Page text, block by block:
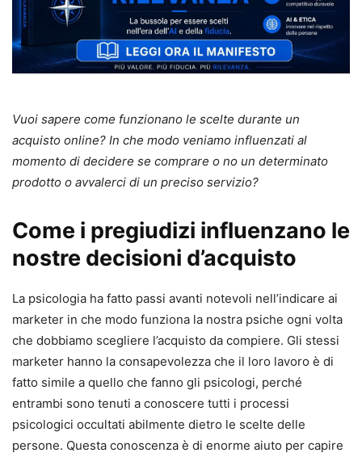
Vuoi sapere come funzionano le scelte durante un
acquisto online? In che modo veniamo influenzati al
momento di decidere se comprare o no un determinato
prodotto o avvalerci di un preciso servizio?
Come i pregiudizi influenzano le
nostre decisioni d’acquisto
La psicologia ha fatto passi avanti notevoli nell’indicare ai
marketer in che modo funziona la nostra psiche ogni volta
che dobbiamo scegliere l’acquisto da compiere. Gli stessi
marketer hanno la consapevolezza che il loro lavoro è di
fatto simile a quello che fanno gli psicologi, perché
entrambi sono tenuti a conoscere tutti i processi
psicologici occultati abilmente dietro le scelte delle
persone. Questa conoscenza è di enorme aiuto per capire